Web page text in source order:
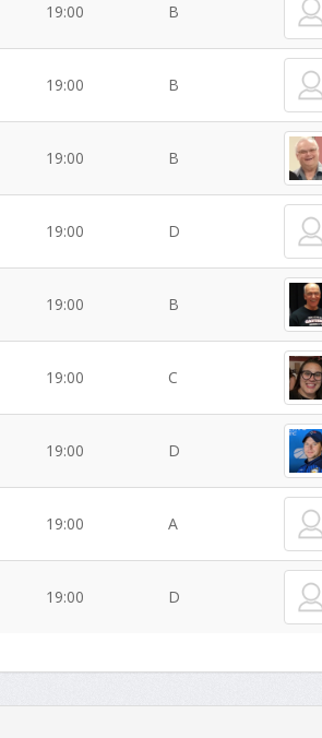
19:00 B
19:00 B
19:00 B
19:00 D
19:00 B
19:00 C
19:00 D
19:00 A
19:00 D